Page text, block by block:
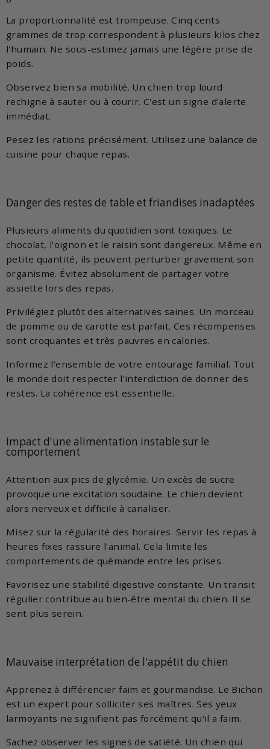
La proportionnalité est trompeuse. Cinq cents
grammes de trop correspondent à plusieurs kilos chez
l'humain. Ne sous-estimez jamais une légère prise de
poids.
Observez bien sa mobilité. Un chien trop lourd
rechigne à sauter ou à courir. C'est un signe d'alerte
immédiat.
Pesez les rations précisément. Utilisez une balance de
cuisine pour chaque repas.
Danger des restes de table et friandises inadaptées
Plusieurs aliments du quotidien sont toxiques. Le
chocolat, l'oignon et le raisin sont dangereux. Même en
petite quantité, ils peuvent perturber gravement son
organisme. Évitez absolument de partager votre
assiette lors des repas.
Privilégiez plutôt des alternatives saines. Un morceau
de pomme ou de carotte est parfait. Ces récompenses
sont croquantes et très pauvres en calories.
Informez l'ensemble de votre entourage familial. Tout
le monde doit respecter l'interdiction de donner des
restes. La cohérence est essentielle.
Impact d'une alimentation instable sur le
comportement
Attention aux pics de glycémie. Un excès de sucre
provoque une excitation soudaine. Le chien devient
alors nerveux et difficile à canaliser.
Misez sur la régularité des horaires. Servir les repas à
heures fixes rassure l'animal. Cela limite les
comportements de quémande entre les prises.
Favorisez une stabilité digestive constante. Un transit
régulier contribue au bien-être mental du chien. Il se
sent plus serein.
Mauvaise interprétation de l'appétit du chien
Apprenez à différencier faim et gourmandise. Le Bichon
est un expert pour solliciter ses maîtres. Ses yeux
larmoyants ne signifient pas forcément qu'il a faim.
Sachez observer les signes de satiété. Un chien qui